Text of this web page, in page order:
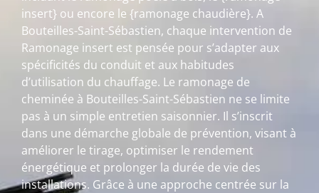
insert} ou encore le {ramonage chaudière}. A
Bouteilles-Saint-Sébastien, chaque intervention de
Ramonage insert est pensée pour s’adapter aux
spécificités du conduit et aux habitudes
d’utilisation du chauffage. Le ramonage de
cheminée à Bouteilles-Saint-Sébastien ne se limite
pas à un simple entretien saisonnier. Il s’inscrit
dans une démarche globale de prévention, visant à
améliorer le tirage, optimiser le rendement
énergétique et prolonger la durée de vie des
installations. Grâce à une approche centrée sur la